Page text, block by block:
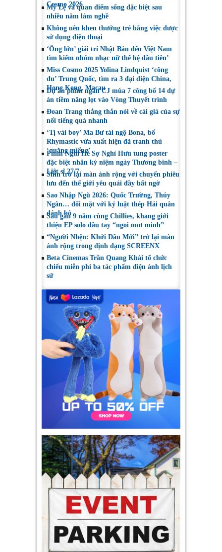
Cosmo 2026
Mỹ Lệ và quan điểm sống đặc biệt sau
nhiều năm làm nghề
Không nên khen thưởng trẻ bằng việc được
sử dụng điện thoại
‘Ông lớn’ giải trí Nhật Bản đến Việt Nam
tìm kiếm nhóm nhạc nữ thế hệ đầu tiên’
Miss Cosmo 2025 Yolina Lindquist ‘công
du’ Trung Quốc, tìm ra 3 đại diện China,
Hong Kong, Macau
Dự án phim ngắn CJ mùa 7 công bố 14 dự
án tiềm năng lọt vào Vòng Thuyết trình
Đoan Trang thẳng thắn nói về cái giá của sự
nổi tiếng quá nhanh
‘Tị vài boy’ Ma Bư tái ngộ Bona, bố
Rhymastic vừa xuất hiện đã tranh thủ
‘quăng miếng’
Phim Nghỉ Hè Sợ Nghỉ Hưu tung poster
đặc biệt nhân kỷ niệm ngày Thương binh –
Liệt sĩ 27/7
Shin trở lại màn ảnh rộng với chuyến phiêu
lưu đến thế giới yêu quái đầy bất ngờ
Sao Nhập Ngũ 2026: Quốc Trường, Thúy
Ngân… đối mặt với kỷ luật thép Hải quân
đánh bộ
Sau gần 9 năm cùng Chillies, khang giới
thiệu EP solo đầu tay “ngoi mot minh”
“Người Nhện: Khởi Đầu Mới” trở lại màn
ảnh rộng trong định dạng SCREENX
Beta Cinemas Trần Quang Khải tổ chức
chiếu miễn phí ba tác phẩm điện ảnh lịch
sử